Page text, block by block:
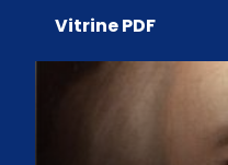
Vitrine PDF